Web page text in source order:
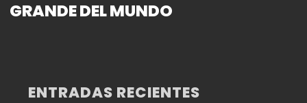
GRANDE DEL MUNDO
ENTRADAS RECIENTES